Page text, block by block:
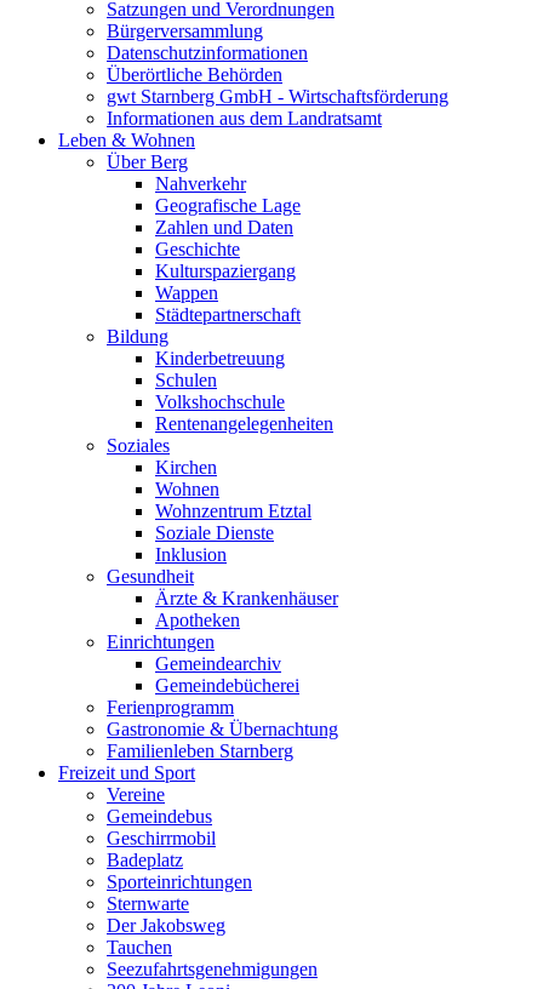
Satzungen und Verordnungen
Bürgerversammlung
Datenschutzinformationen
Überörtliche Behörden
gwt Starnberg GmbH - Wirtschaftsförderung
Informationen aus dem Landratsamt
Leben & Wohnen
Über Berg
Nahverkehr
Geografische Lage
Zahlen und Daten
Geschichte
Kulturspaziergang
Wappen
Städtepartnerschaft
Bildung
Kinderbetreuung
Schulen
Volkshochschule
Rentenangelegenheiten
Soziales
Kirchen
Wohnen
Wohnzentrum Etztal
Soziale Dienste
Inklusion
Gesundheit
Ärzte & Krankenhäuser
Apotheken
Einrichtungen
Gemeindearchiv
Gemeindebücherei
Ferienprogramm
Gastronomie & Übernachtung
Familienleben Starnberg
Freizeit und Sport
Vereine
Gemeindebus
Geschirrmobil
Badeplatz
Sporteinrichtungen
Sternwarte
Der Jakobsweg
Tauchen
Seezufahrtsgenehmigungen